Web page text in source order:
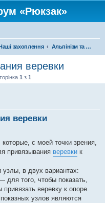
«Рюкзак»
захоплення Альпінізм та скелелазіння
веревки
1 з 1
веревки
с моей точки зрения,
привязывания веревки к
узлы, в двух вариантах:
того, чтобы показать,
веревку к опоре.
узлов являются